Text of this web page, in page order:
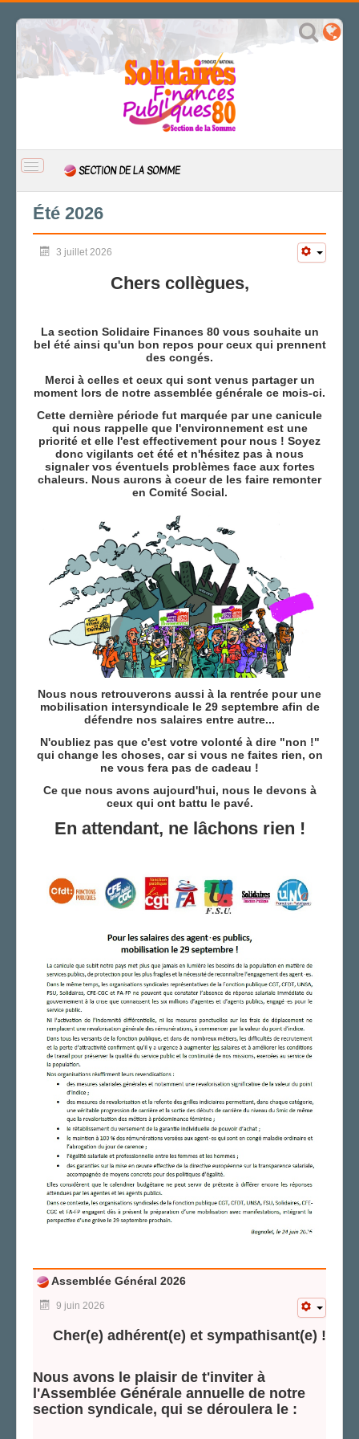
BASCULER
NAVIGATION
SECTION DE LA SOMME
CSAL
Archives
AGENDA
ADHÉRER
Été 2026
3 juillet 2026
Chers collègues,
La section Solidaire Finances 80 vous souhaite un
bel été ainsi qu'un bon repos pour ceux qui prennent
des congés.
Merci à celles et ceux qui sont venus partager un
moment lors de notre assemblée générale ce mois-ci.
Cette dernière période fut marquée par une canicule
qui nous rappelle que l'environnement est une
priorité et elle l'est effectivement pour nous ! Soyez
donc vigilants cet été et n'hésitez pas à nous
signaler vos éventuels problèmes face aux fortes
chaleurs. Nous aurons à coeur de les faire remonter
en Comité Social.
Nous nous retrouverons aussi à la rentrée pour une
mobilisation intersyndicale le 29 septembre afin de
défendre nos salaires entre autre...
N'oubliez pas que c'est votre volonté à dire "non !"
qui change les choses, car si vous ne faites rien, on
ne vous fera pas de cadeau !
Ce que nous avons aujourd'hui, nous le devons à
ceux qui ont battu le pavé.
En attendant, ne lâchons rien !
Assemblée Général 2026
9 juin 2026
Cher(e) adhérent(e) et sympathisant(e) !
Nous avons le plaisir de t'inviter à
l'Assemblée Générale annuelle de notre
section syndicale, qui se déroulera le :